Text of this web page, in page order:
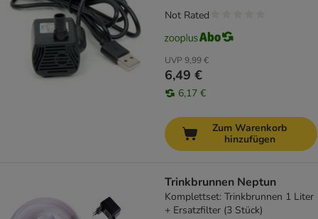
UVP 9,99 €
6,49 €
6,17 €
Not Rated
Zum Warenkorb
hinzufügen
Trinkbrunnen Neptun
Komplettset: Trinkbrunnen 1 Liter
+ Ersatzfilter (3 Stück)